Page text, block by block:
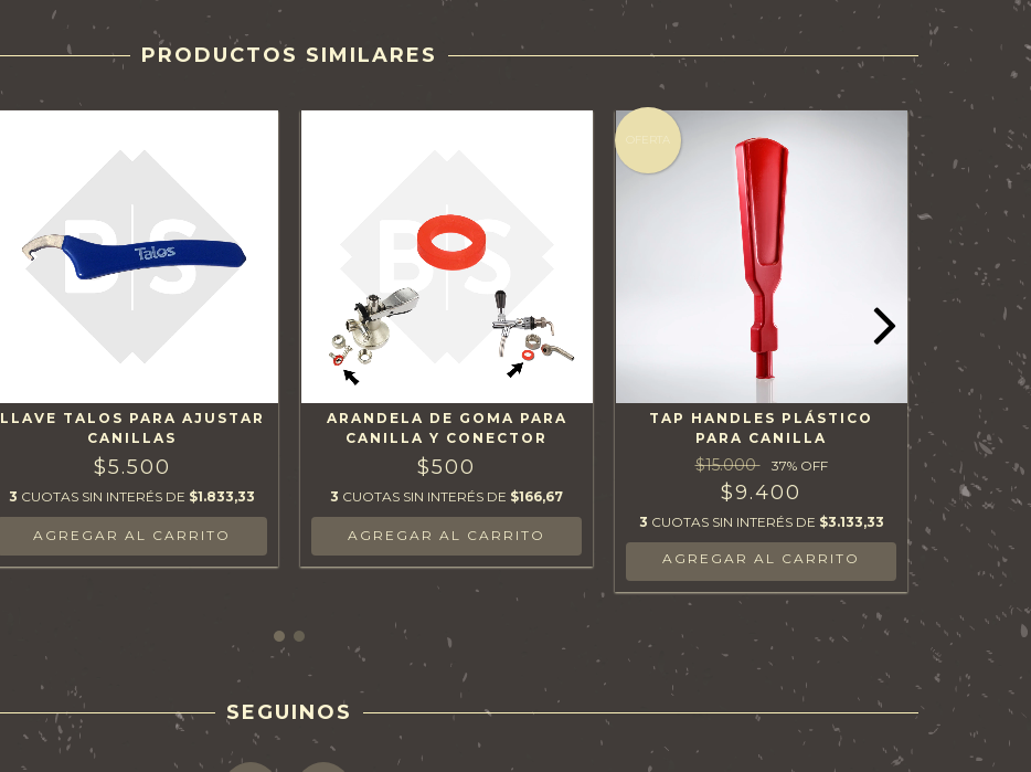
PRODUCTOS SIMILARES
LLAVE TALOS PARA AJUSTAR
CANILLAS
$5.500
3 CUOTAS SIN INTERÉS DE $1.833,33
ARANDELA DE GOMA PARA
CANILLA Y CONECTOR
$500
3 CUOTAS SIN INTERÉS DE $166,67
OFERTA
TAP HANDLES PLÁSTICO
PARA CANILLA
$15.000 37% OFF
$9.400
3 CUOTAS SIN INTERÉS DE $3.133,33
AGREGAR AL CARRITO
3 CUOTAS
SEGUINOS